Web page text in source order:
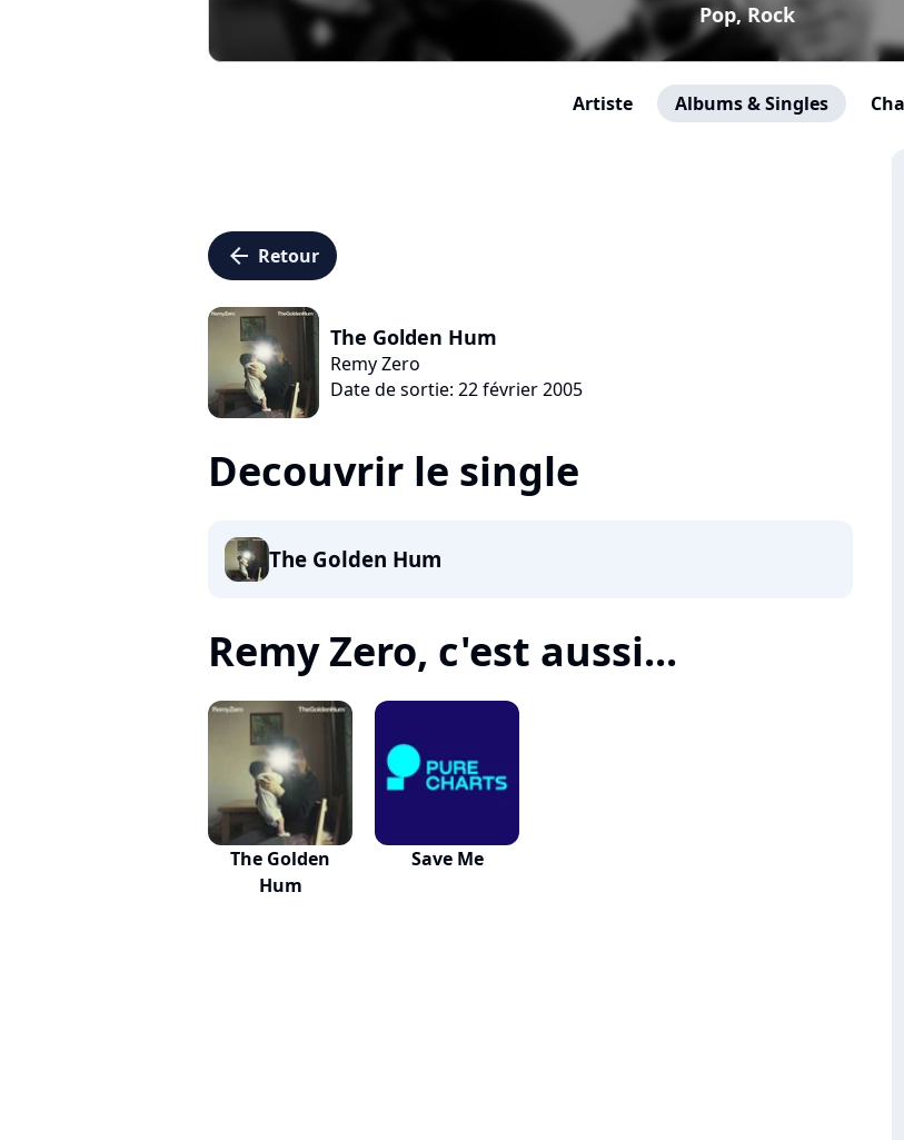
Pop, Rock
Artiste Albums & Singles
arrow_left Retour
The Golden Hum
Remy Zero
Date de sortie: 22 février 2005
Decouvrir le single
The Golden Hum
Remy Zero, c'est aussi...
The Golden
Hum
Save Me